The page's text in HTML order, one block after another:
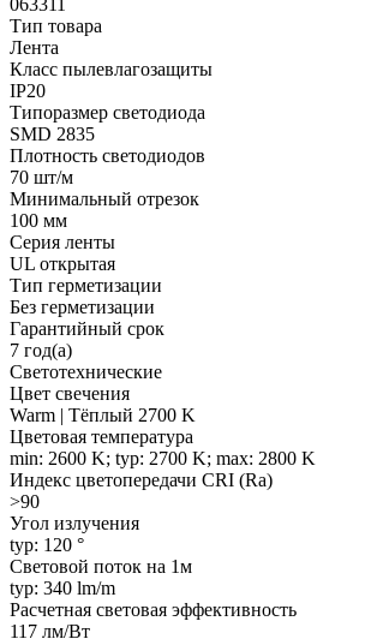
Тип товара
Лента
Класс пылевлагозащиты
IP20
Типоразмер светодиода
SMD 2835
Плотность светодиодов
70 шт/м
Минимальный отрезок
100 мм
Серия ленты
UL открытая
Тип герметизации
Без герметизации
Гарантийный срок
7 год(а)
Светотехнические
Цвет свечения
Warm | Тёплый 2700 K
Цветовая температура
min: 2600 K; typ: 2700 K; max: 2800 K
Индекс цветопередачи CRI (Ra)
>90
Угол излучения
typ: 120 °
Световой поток на 1м
typ: 340 lm/m
Расчетная световая эффективность
117 лм/Вт